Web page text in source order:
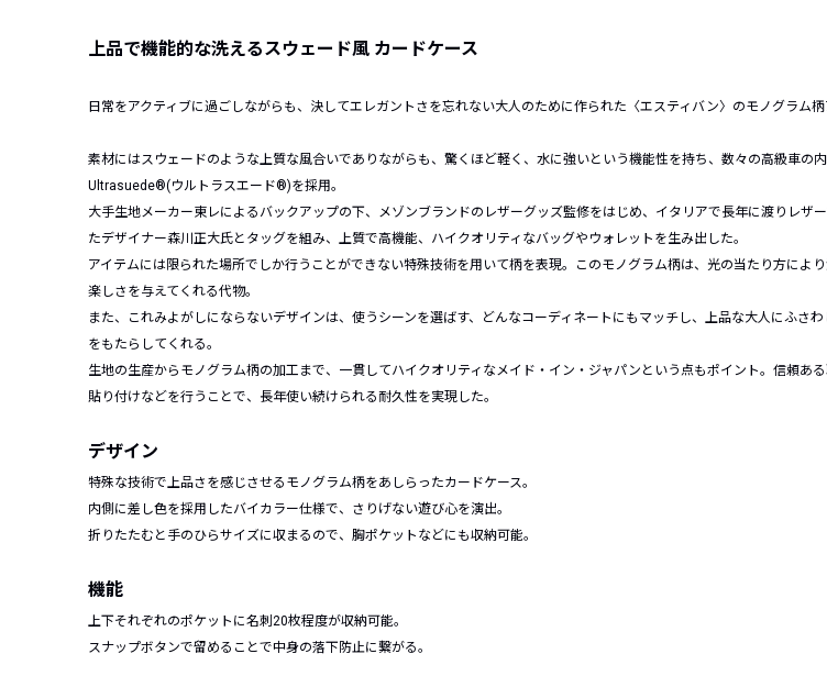
上品で機能的な洗えるスウェード風 カードケース
日常をアクティブに過ごしながらも、決してエレガントさを忘れない大人のために作られた〈エスティバン〉のモノグラム柄
素材にはスウェードのような上質な風合いでありながらも、驚くほど軽く、水に強いという機能性を持ち、数々の高級車の
Ultrasuede®(ウルトラスエード®)を採用。
大手生地メーカー東レによるバックアップの下、メゾンブランドのレザーグッズ監修をはじめ、イタリアで長年に渡りレザ
たデザイナー森川正大氏とタッグを組み、上質で高機能、ハイクオリティなバッグやウォレットを生み出した。
アイテムには限られた場所でしか行うことができない特殊技術を用いて柄を表現。このモノグラム柄は、光の当たり方によ
楽しさを与えてくれる代物。
また、これみよがしにならないデザインは、使うシーンを選ばす、どんなコーディネートにもマッチし、上品な大人にふさ
をもたらしてくれる。
生地の生産からモノグラム柄の加工まで、一貫してハイクオリティなメイド・イン・ジャパンという点もポイント。信頼あ
貼り付けなどを行うことで、長年使い続けられる耐久性を実現した。
デザイン
特殊な技術で上品さを感じさせるモノグラム柄をあしらったカードケース。
内側に差し色を採用したバイカラー仕様で、さりげない遊び心を演出。
折りたたむと手のひらサイズに収まるので、胸ポケットなどにも収納可能。
機能
上下それぞれのポケットに名刺20枚程度が収納可能。
スナップボタンで留めることで中身の落下防止に繋がる。